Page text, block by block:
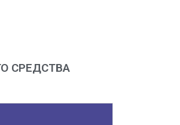
СРЕДСТВА